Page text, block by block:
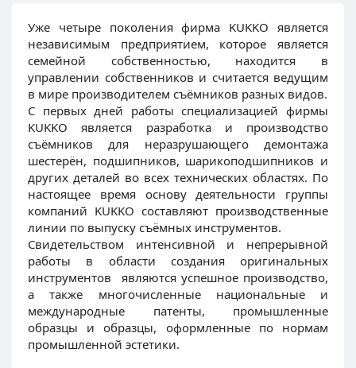
Уже четыре поколения фирма KUKKO является
независимым предприятием, которое является
семейной собственностью, находится в
управлении собственников и считается ведущим
в мире производителем съёмников разных видов.
С первых дней работы специализацией фирмы
KUKKO является разработка и производство
съёмников для неразрушающего демонтажа
шестерён, подшипников, шарикоподшипников и
других деталей во всех технических областях. По
настоящее время основу деятельности группы
компаний KUKKO составляют производственные
линии по выпуску съёмных инструментов.
Свидетельством интенсивной и непрерывной
работы в области создания оригинальных
инструментов являются успешное производство,
а также многочисленные национальные и
международные патенты, промышленные
образцы и образцы, оформленные по нормам
промышленной эстетики.